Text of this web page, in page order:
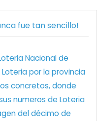
fue tan sencillo!
Nacional de
por la provincia
concretos, donde
numeros de Loteria
del décimo de